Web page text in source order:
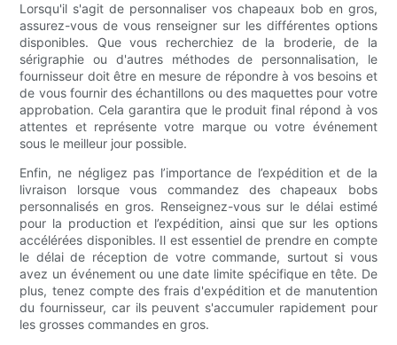
Lorsqu'il s'agit de personnaliser vos chapeaux bob en gros,
assurez-vous de vous renseigner sur les différentes options
disponibles. Que vous recherchiez de la broderie, de la
sérigraphie ou d'autres méthodes de personnalisation, le
fournisseur doit être en mesure de répondre à vos besoins et
de vous fournir des échantillons ou des maquettes pour votre
approbation. Cela garantira que le produit final répond à vos
attentes et représente votre marque ou votre événement
sous le meilleur jour possible.
Enfin, ne négligez pas l’importance de l’expédition et de la
livraison lorsque vous commandez des chapeaux bobs
personnalisés en gros. Renseignez-vous sur le délai estimé
pour la production et l’expédition, ainsi que sur les options
accélérées disponibles. Il est essentiel de prendre en compte
le délai de réception de votre commande, surtout si vous
avez un événement ou une date limite spécifique en tête. De
plus, tenez compte des frais d'expédition et de manutention
du fournisseur, car ils peuvent s'accumuler rapidement pour
les grosses commandes en gros.